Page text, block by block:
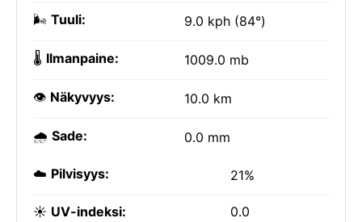
🌬️ Tuuli: 9.0 kph (84°)
🌡️ Ilmanpaine: 1009.0 mb
👁️ Näkyvyys: 10.0 km
🌧️ Sade: 0.0 mm
☁️ Pilvisyys: 21%
☀️ UV-indeksi: 0.0